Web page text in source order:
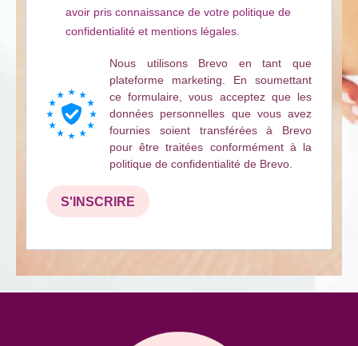
avoir pris connaissance de votre politique de
confidentialité et mentions légales.
Nous utilisons Brevo en tant que
plateforme marketing. En soumettant
ce formulaire, vous acceptez que les
données personnelles que vous avez
fournies soient transférées à Brevo
pour être traitées conformément à la
politique de confidentialité de Brevo.
S'INSCRIRE